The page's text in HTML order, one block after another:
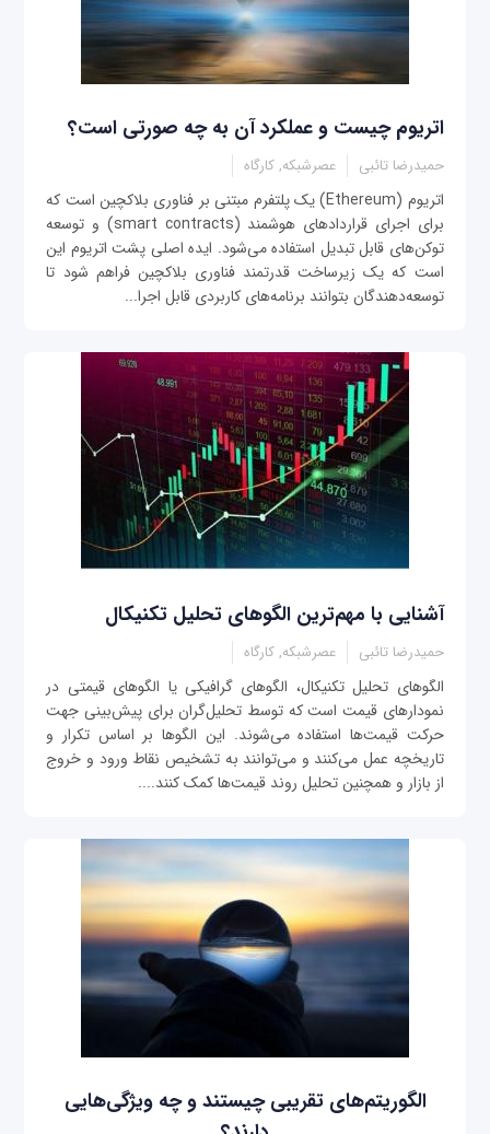
اتریوم چیست و عملکرد آن به چه صورتی است؟
حمیدرضا تائبی عصرشبکه, کارگاه
اتریوم (Ethereum) یک پلتفرم مبتنی بر فناوری بلاکچین است که
برای اجرای قراردادهای هوشمند (smart contracts) و توسعه
توکن‌های قابل تبدیل استفاده می‌شود. ایده اصلی پشت اتریوم این
است که یک زیرساخت قدرتمند فناوری بلاکچین فراهم شود تا
توسعه‌دهندگان بتوانند برنامه‌های کاربردی قابل اجرا...
آشنایی با مهم‌ترین الگوهای تحلیل تکنیکال
حمیدرضا تائبی عصرشبکه, کارگاه
الگوهای تحلیل تکنیکال، الگوهای گرافیکی یا الگوهای قیمتی در
نمودارهای قیمت است که توسط تحلیل‌گران برای پیش‌بینی جهت
حرکت قیمت‌ها استفاده می‌شوند. این الگوها بر اساس تکرار و
تاریخچه عمل می‌کنند و می‌توانند به تشخیص نقاط ورود و خروج
از بازار و همچنین تحلیل روند قیمت‌ها کمک کنند....
الگوریتم‌های تقریبی چیستند و چه ویژگی‌هایی